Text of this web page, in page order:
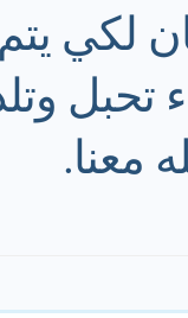
لكي
تحبل
معنا.